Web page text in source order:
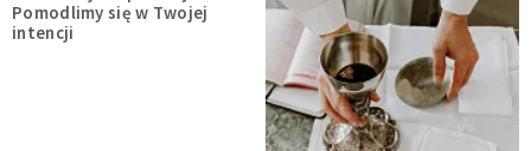
Pomodlimy się w Twojej
intencji